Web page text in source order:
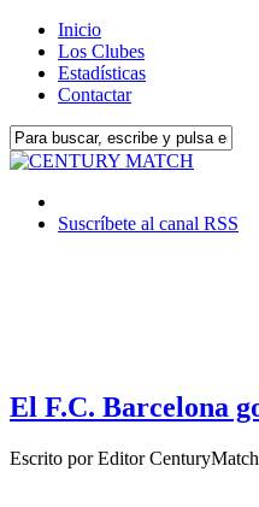
Inicio
Los Clubes
Estadísticas
Contactar
Suscríbete al canal RSS
El F.C. Barcelona
Escrito porEditor CenturyMatch